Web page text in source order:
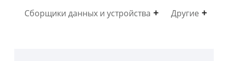
Сборщики данных и устройства Другие